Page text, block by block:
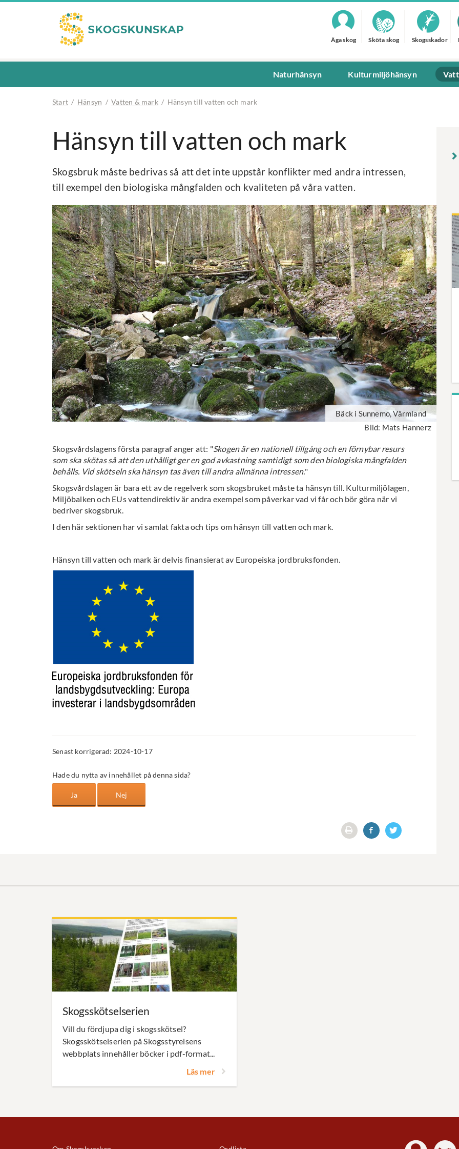
Äga skog Sköta skog Skogsskador
Naturhänsyn Kulturmiljöhänsyn
Start / Hänsyn / Vatten & mark / Hänsyn till vatten och mark
Hänsyn till vatten och mark
Skogsbruk måste bedrivas så att det inte uppstår konflikter med andra intressen,
till exempel den biologiska mångfalden och kvaliteten på våra vatten.
Bäck i Sunnemo, Värmland
Bild: Mats Hannerz
Skogsvårdslagens första paragraf anger att: "Skogen är en nationell tillgång och en förnybar resurs
som ska skötas så att den uthålligt ger en god avkastning samtidigt som den biologiska mångfalden
behålls. Vid skötseln ska hänsyn tas även till andra allmänna intressen."
Skogsvårdslagen är bara ett av de regelverk som skogsbruket måste ta hänsyn till. Kulturmiljölagen,
Miljöbalken och EUs vattendirektiv är andra exempel som påverkar vad vi får och bör göra när vi
bedriver skogsbruk.
I den här sektionen har vi samlat fakta och tips om hänsyn till vatten och mark.
Hänsyn till vatten och mark är delvis finansierat av Europeiska jordbruksfonden.
Senast korrigerad: 2024-10-17
Hade du nytta av innehållet på denna sida?
Skogsskötselserien
Vill du fördjupa dig i skogsskötsel?
Skogsskötselserien på Skogsstyrelsens
webbplats innehåller böcker i pdf-format...
Läs mer